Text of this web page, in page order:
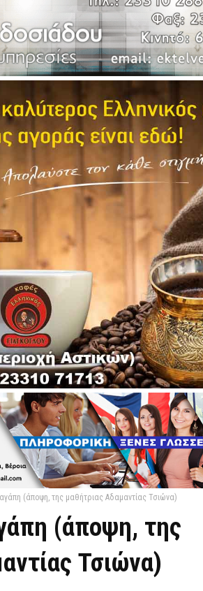
(άποψη, της μαθήτριας Αδαμαντίας Τσιώνα)
(άποψη, της
Τσιώνα)